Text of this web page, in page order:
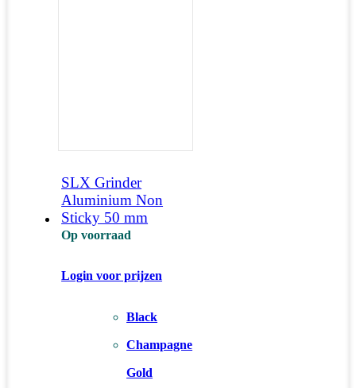
SLX Grinder
Aluminium Non
Sticky 50 mm
Op voorraad
Login voor prijzen
Black
Champagne
Gold